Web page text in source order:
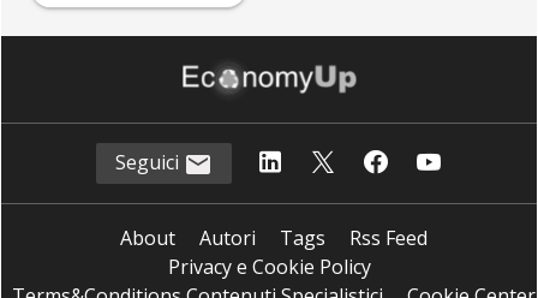
Seguici
About Autori Tags
Rss Feed
Privacy e Cookie Policy